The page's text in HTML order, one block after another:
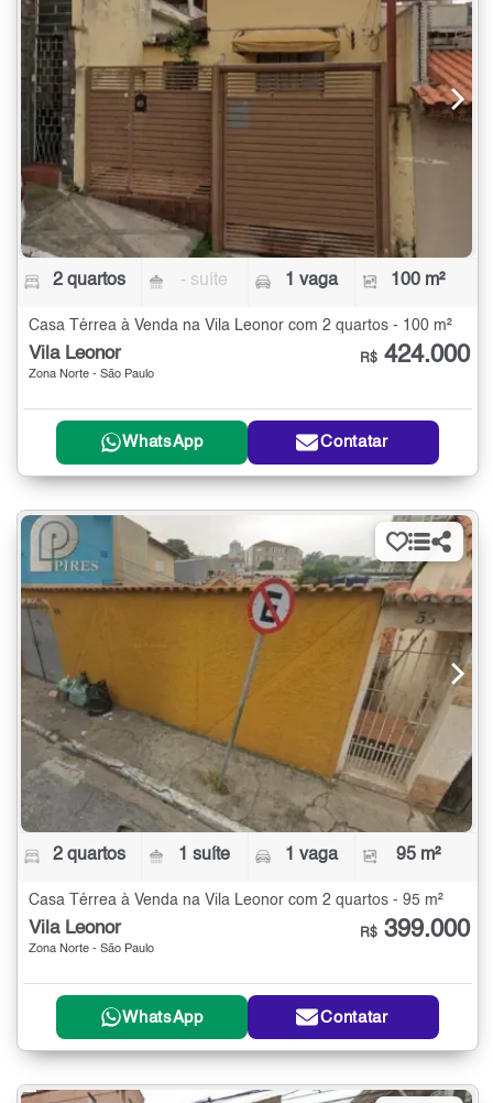
2 quartos - suíte 1 vaga 100 m²
Casa Térrea à Venda na Vila Leonor com 2 quartos - 100 m²
Vila Leonor
Zona Norte - São Paulo
R$ 424.000
WhatsApp Contatar
2 quartos 1 suíte 1 vaga 95 m²
Casa Térrea à Venda na Vila Leonor com 2 quartos - 95 m²
Vila Leonor
Zona Norte - São Paulo
R$ 399.000
WhatsApp Contatar